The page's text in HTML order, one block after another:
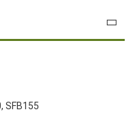
SFB155